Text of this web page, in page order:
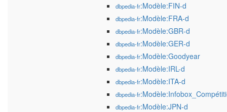
dbpedia-fr:Modèle:FIN-d
dbpedia-fr:Modèle:FRA-d
dbpedia-fr:Modèle:GBR-d
dbpedia-fr:Modèle:GER-d
dbpedia-fr:Modèle:Goodyear
dbpedia-fr:Modèle:IRL-d
dbpedia-fr:Modèle:ITA-d
dbpedia-fr
dbpedia-fr:Modèle:JPN-d